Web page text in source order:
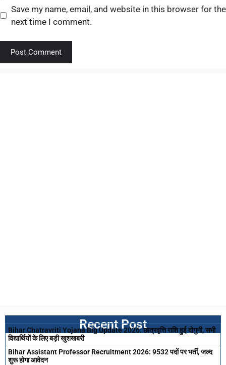
Save my name, email, and website in this browser for the
next time I comment.
Recent Post
Bihar Chatravriti Yojana Big Update 2026: छात्रवृत्ति राशि हुई दोगुनी, सभी
विद्यार्थियों के लिए बड़ी खुशखबरी
Bihar Assistant Professor Recruitment 2026: 9532 पदों पर भर्ती, जल्द
शुरू होगा आवेदन